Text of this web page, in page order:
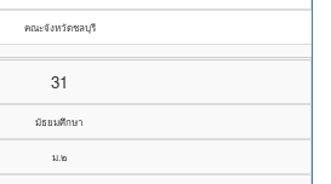
คณะจังหวัดชลบุรี
31
มัธยมศึกษา
ม.๒